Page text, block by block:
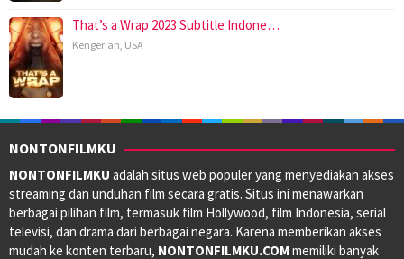
That’s a Wrap 2023 Subtitle Indone…
Kengerian, USA
NONTONFILMKU
NONTONFILMKU adalah situs web populer yang menyediakan akses
streaming dan unduhan film secara gratis. Situs ini menawarkan
berbagai pilihan film, termasuk film Hollywood, film Indonesia, serial
televisi, dan drama dari berbagai negara. Karena memberikan akses
mudah ke konten terbaru, NONTONFILMKU.COMmemiliki banyak